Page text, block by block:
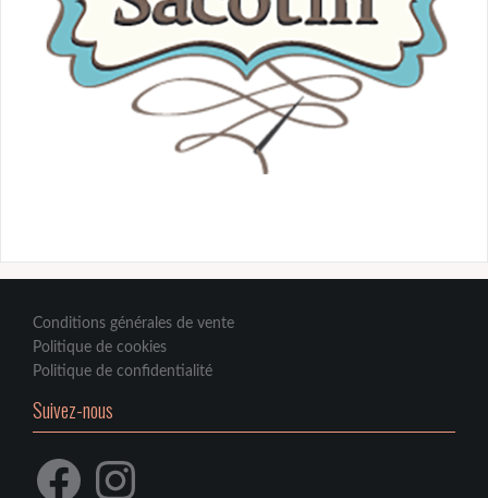
Conditions générales de vente
Politique de cookies
Politique de confidentialité
Suivez-nous
Facebook Instagram